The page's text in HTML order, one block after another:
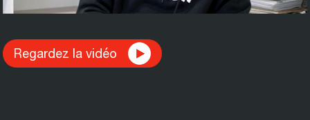
Regardez la vidéo